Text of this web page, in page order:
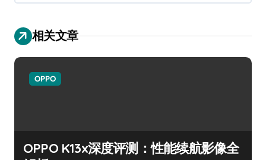
相关文章
OPPO
OPPO K13x深度评测：性能续航影像全